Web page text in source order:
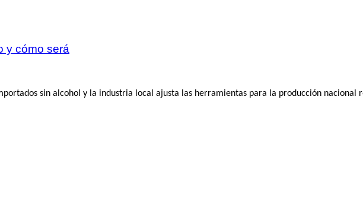
y cómo será
sin alcohol y la industria local ajusta las herramientas para la producción nacional